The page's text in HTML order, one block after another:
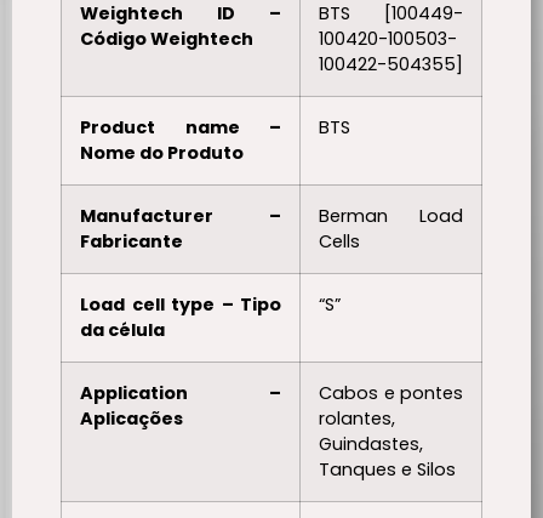
Weightech ID –
Código Weightech
BTS [100449-
100420-100503-
100422-504355]
Product name –
Nome do Produto
BTS
Manufacturer –
Fabricante
Berman Load
Cells
Load cell type – Tipo
da célula
“S”
Application –
Aplicações
Cabos e pontes
rolantes,
Guindastes,
Tanques e Silos